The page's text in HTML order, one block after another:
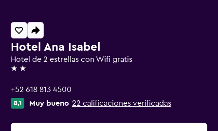
Hotel Ana Isabel
Hotel de 2 estrellas con Wifi gratis
2 estrellas
+52 618 813 4500
8,1 Muy bueno 22 calificaciones verificadas